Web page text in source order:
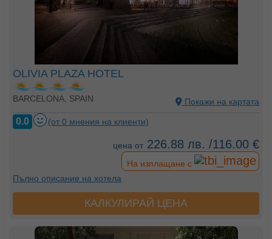
OLIVIA PLAZA HOTEL
BARCELONA, SPAIN Покажи на картата
0.0 (от 0 мнения на клиенти)
цена от 226.88 лв. /116.00 €
На изплащане с
Пълно описание на хотела
КАЛКУЛИРАЙ ЦЕНА